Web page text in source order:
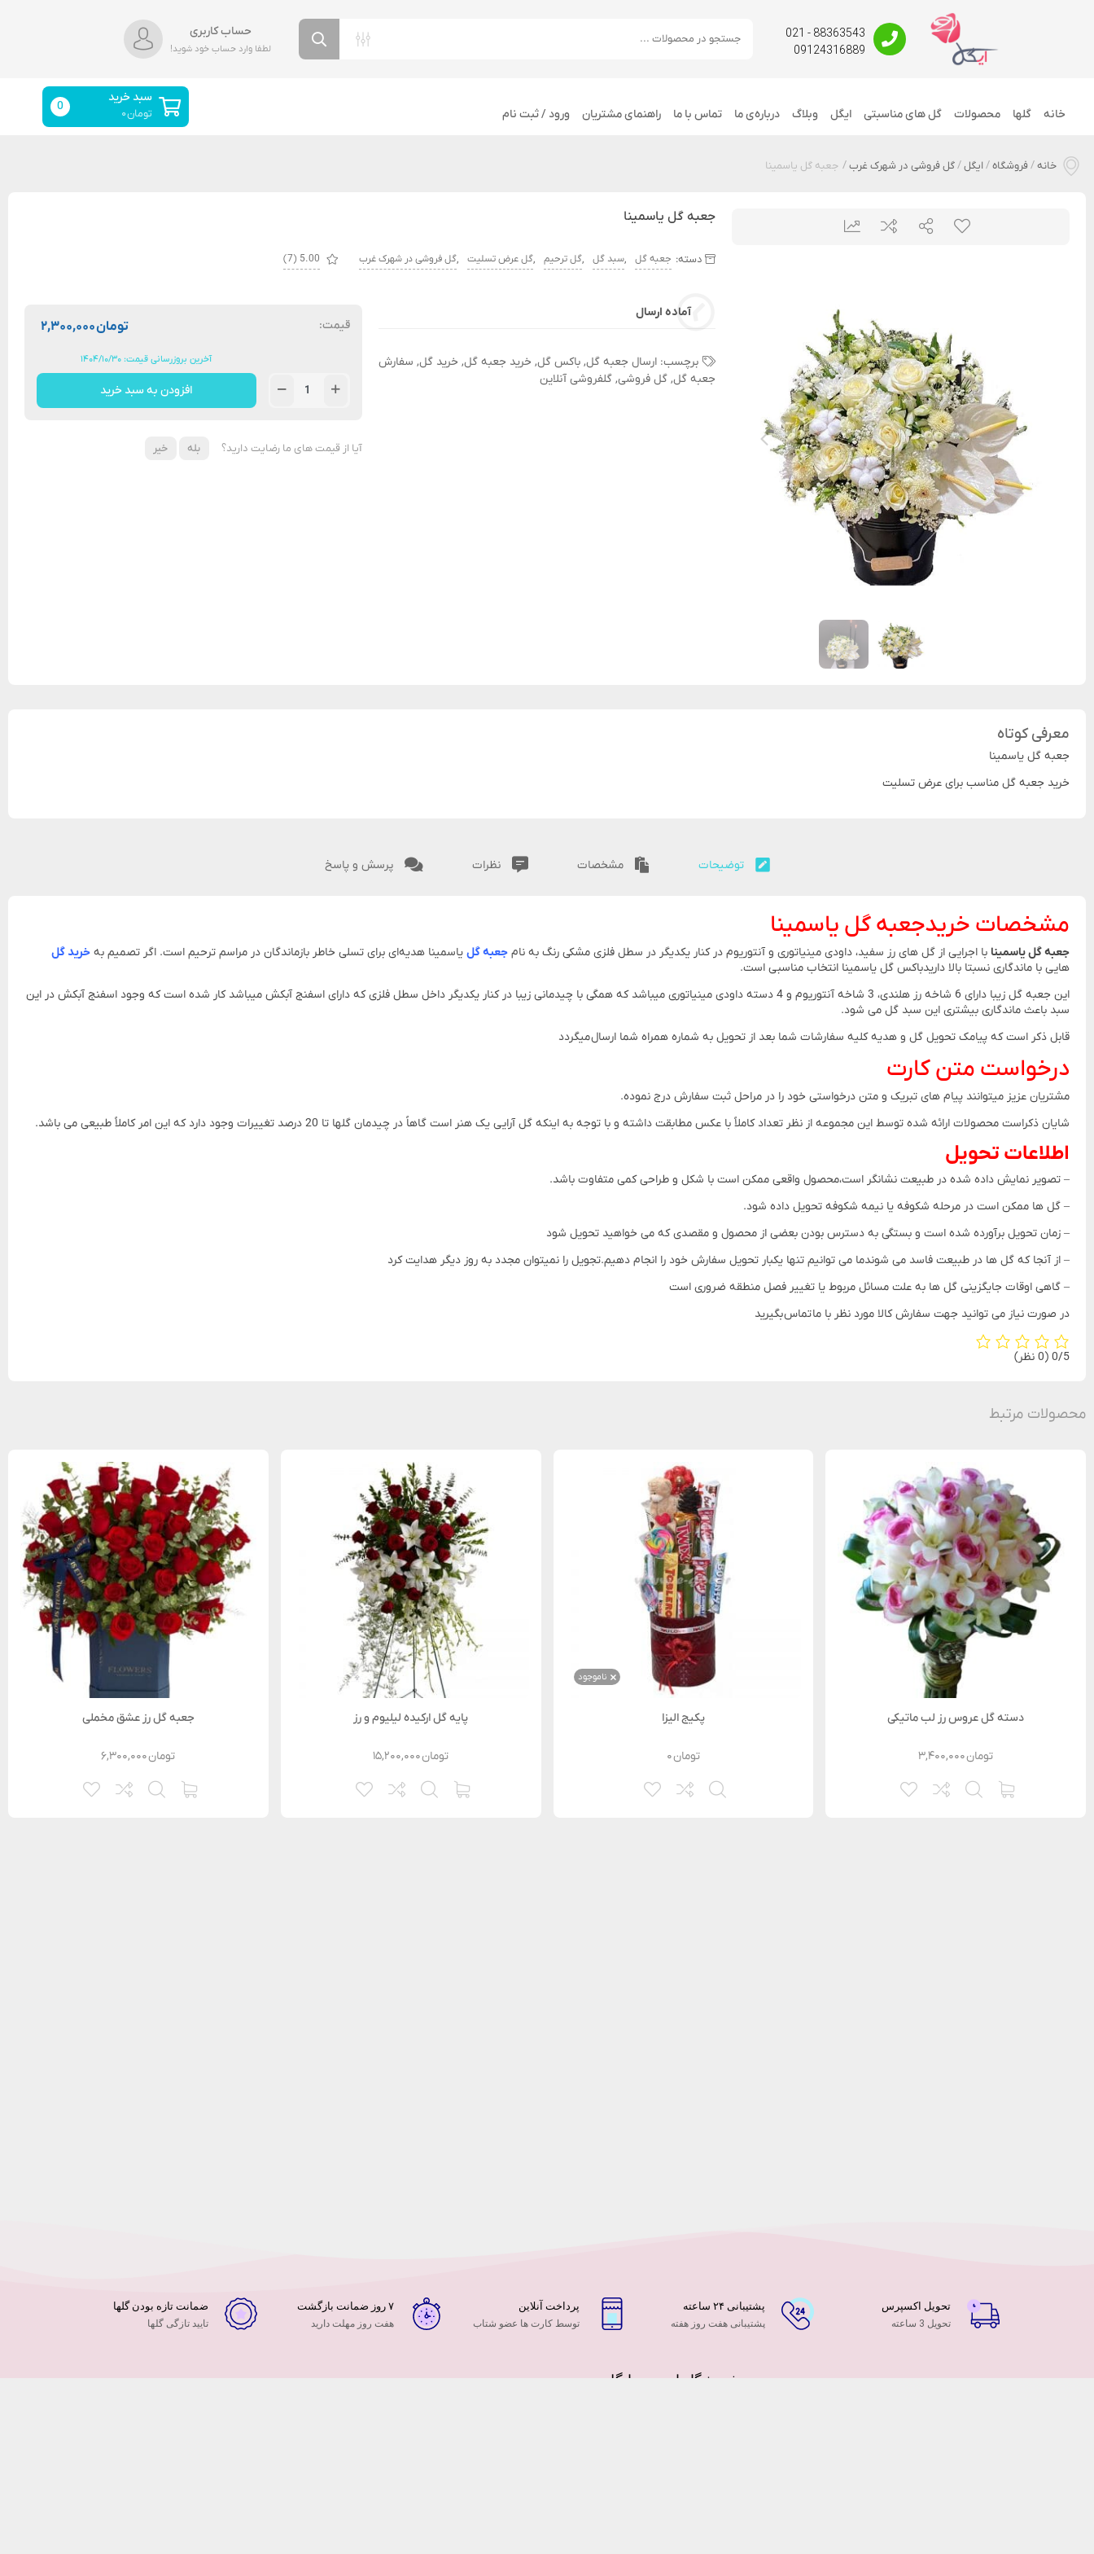
88363543 - 021
09124316889
حساب کاربری
لطفا وارد حساب خود شوید!
خانه گلها محصولات گل های مناسبتی ایگل وبلاگ درباره‌ی ما تماس با ما راهنمای مشتریان ورود / ثبت نام
سبد خرید
۰تومان 0
خانه/فروشگاه/ایگل/گل فروشی در شهرک غرب/ جعبه گل یاسمینا
جعبه گل یاسمینا
دسته: جعبه گل ,سبد گل ,گل ترحیم ,گل عرض تسلیت ,گل فروشی در شهرک غرب 5.00
(7)
آماده ارسال
برچسب: ارسال جعبه گل, باکس گل, خرید جعبه گل, خرید گل, سفارش
جعبه گل, گل فروشی, گلفروشی آنلاین
قیمت: ۲,۳۰۰,۰۰۰تومان
آخرین بروزرسانی قیمت: ۱۴۰۴/۱۰/۳۰
افزودن به سبد خرید
آیا از قیمت های ما رضایت دارید؟ بله خیر
معرفی کوتاه
جعبه گل یاسمینا
خرید جعبه گل مناسب برای عرض تسلیت
توضیحات مشخصات نظرات پرسش و پاسخ
مشخصات خریدجعبه گل یاسمینا
جعبه گل یاسمینا با اجرایی از گل های رز سفید، داودی مینیاتوری و آنتوریوم در کنار یکدیگر در سطل فلزی مشکی رنگ به نام جعبه گل یاسمینا هدیه‌ای برای تسلی خاطر بازماندگان در مراسم ترحیم است. اگر تصمیم به خرید گل‌
هایی با ماندگاری نسبتا بالا داریدباکس گل یاسمینا انتخاب مناسبی است.
این جعبه گل زیبا دارای 6 شاخه رز هلندی، 3 شاخه آنتوریوم و 4 دسته داودی مینیاتوری میباشد که همگی با چیدمانی زیبا در کنار یکدیگر داخل سطل فلزی که دارای اسفنج آبکش میباشد کار شده است که وجود اسفنج آبکش در این
سبد باعث ماندگاری بیشتری این سبد گل می شود.
قابل ذکر است که پیامک تحویل گل و هدیه کلیه سفارشات شما بعد از تحویل به شماره همراه شما ارسال میگردد
درخواست متن کارت
مشتریان عزیز میتوانند پیام های تبریک و متن درخواستی خود را در مراحل ثبت سفارش درج نموده.
شایان ذکراست محصولات ارائه شده توسط این مجموعه از نظر تعداد کاملاً با عکس مطابقت داشته و با توجه به اینکه گل آرایی یک هنر است گاهاً در چیدمان گلها تا 20 درصد تغییرات وجود دارد که این امر کاملاً طبیعی می باشد.
اطلاعات تحویل
– تصویر نمایش داده شده در طبیعت نشانگر است،محصول واقعی ممکن است با شکل و طراحی کمی متفاوت باشد.
– گل ها ممکن است در مرحله شکوفه یا نیمه شکوفه تحویل داده شود.
– زمان تحویل برآورده شده است و بستگی به دسترس بودن بعضی از محصول و مقصدی که می خواهید تحویل شود
– از آنجا که گل ها در طبیعت فاسد می شوندما می توانیم تنها یکبار تحویل سفارش خود را انجام دهیم.تجویل را نمیتوان مجدد به روز دیگر هدایت کرد
– گاهی اوقات جایگزینی گل ها به علت مسائل مربوط یا تغییر فصل منطقه ضروری است
در صورت نیاز می توانید جهت سفارش کالا مورد نظر با ما تماس بگیرید
‫0/5 ‫(0 نظر)
محصولات مرتبط
دسته گل عروس رز لب ماتیکی
۳,۴۰۰,۰۰۰تومان
ناموجود
پکیج الیزا
۰تومان
پایه گل ارکیده لیلیوم و رز
۱۵,۲۰۰,۰۰۰تومان
جعبه گل رز عشق مخملی
۶,۳۰۰,۰۰۰تومان
تحویل اکسپرس
تحویل 3 ساعته
پشتیبانی ۲۴ ساعته
پشتیبانی هفت روز هفته
پرداخت آنلاین
توسط کارت ها عضو شتاب
۷ روز ضمانت بازگشت
هفت روز مهلت دارید
ضمانت تازه بودن گلها
تایید تازگی گلها
فروشگاه اینترنتی ایگل